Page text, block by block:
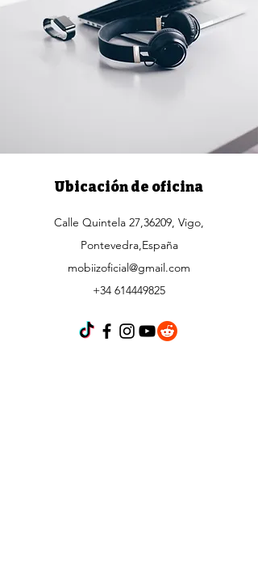
Ubicación de oficina
Calle Quintela 27,36209, Vigo,
Pontevedra,España
mobiizoficial@gmail.com
+34 614449825